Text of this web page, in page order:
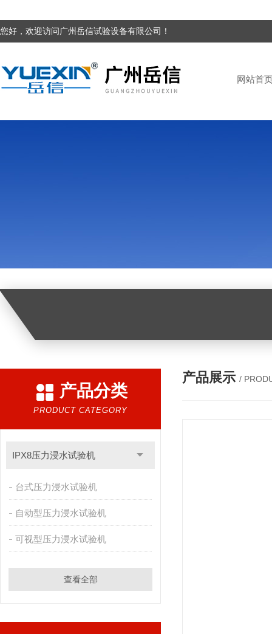
您好，欢迎访问广州岳信试验设备有限公司！
网站首
产品分类
PRODUCT CATEGORY
IPX8压力浸水试验机
台式压力浸水试验机
自动型压力浸水试验机
可视型压力浸水试验机
查看全部
产品展示 /